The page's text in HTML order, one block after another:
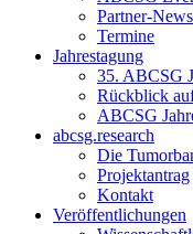
Partner-
Termine
Jahrestagung
35. ABCSG
Rückblick
ABCSG
abcsg.research
Die
Projektantrag
Kontakt
Veröffentlichungen